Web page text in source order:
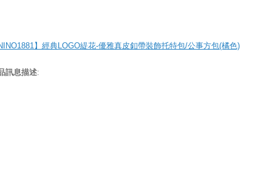
NINO1881】經典LOGO緹花-優雅真皮釦帶裝飾托特包/公事方包(橘色)
訊息描述: